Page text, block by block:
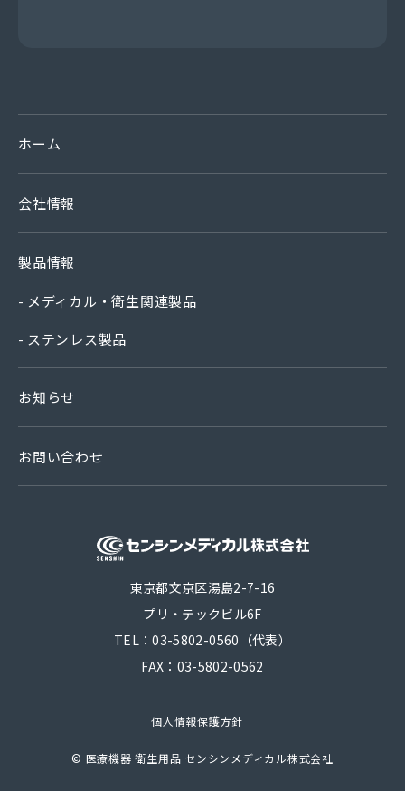
ホーム
会社情報
製品情報
メディカル・衛生関連製品
ステンレス製品
お知らせ
お問い合わせ
東京都文京区湯島2-7-16
プリ・テックビル6F
TEL：03-5802-0560（代表）
FAX：03-5802-0562
個人情報保護方針
© 医療機器 衛生用品 センシンメディカル株式会社